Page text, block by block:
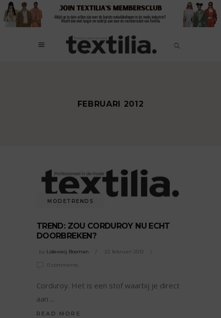
FEBRUARI 2012
MODETRENDS
TREND: ZOU CORDUROY NU ECHT
DOORBREKEN?
by Lideweij Bosman 22 februari 2012
0 comments
Corduroy. Het is een stof waarbij je direct
aan
READ MORE